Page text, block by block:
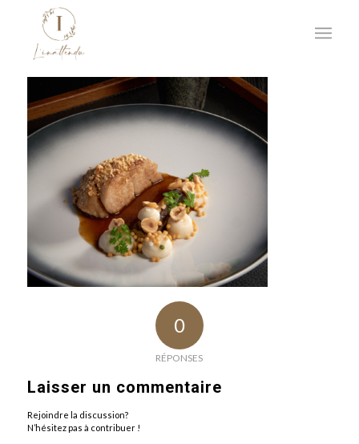
0
RÉPONSES
Laisser un commentaire
Rejoindre la discussion?
N’hésitez pas à contribuer !